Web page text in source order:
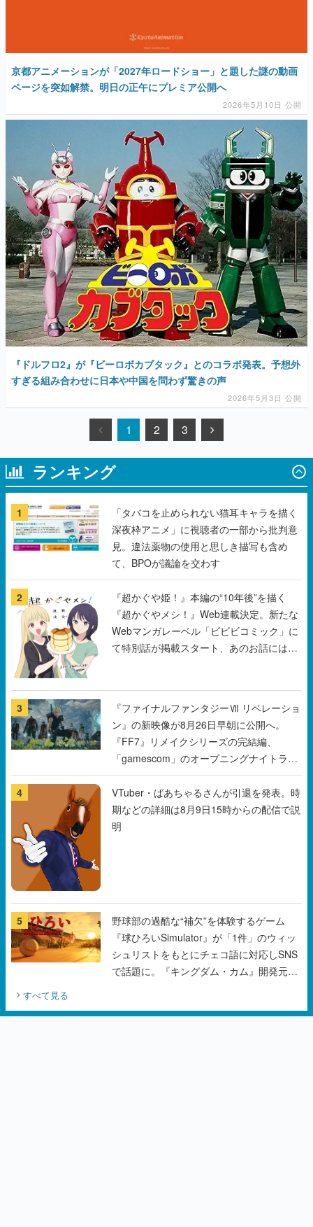
京都アニメーションが「2027年ロードショー」と題した謎の動画
ページを突如解禁。明日の正午にプレミア公開へ
2026年5月10日 公開
『ドルフロ2』が『ビーロボカブタック』とのコラボ発表。予想外
すぎる組み合わせに日本や中国を問わず驚きの声
2026年5月3日 公開
1 2 3
ランキング
1
「タバコを止められない猫耳キャラを描く
深夜枠アニメ」に視聴者の一部から批判意
見。違法薬物の使用と思しき描写も含め
て、BPOが議論を交わす
2
『超かぐや姫！』本編の“10年後”を描く
『超かぐやメシ！』Web連載決定。新たな
Webマンガレーベル「ビビビコミック」に
て特別話が掲載スタート、あのお話には…
3
『ファイナルファンタジーⅦ リベレーショ
ン』の新映像が8月26日早朝に公開へ。
『FF7』リメイクシリーズの完結編、
「gamescom」のオープニングナイトライ
ブにてディレクターの浜口直樹氏が登壇す
る予定
4
VTuber・ばあちゃるさんが引退を発表。時
期などの詳細は8月9日15時からの配信で説
明
5
野球部の過酷な“補欠”を体験するゲーム
『球ひろいSimulator』が「1件」のウィッ
シュリストをもとにチェコ語に対応しSNS
で話題に。『キングダム・カム』開発元や
すべて見る